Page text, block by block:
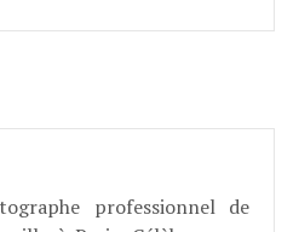
professionnel de